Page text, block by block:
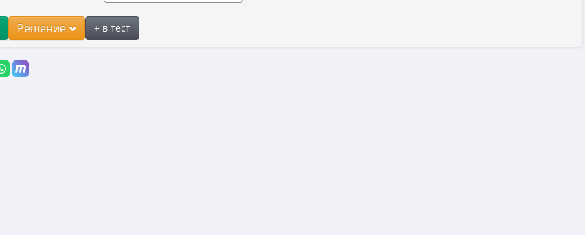
Решение + в тест